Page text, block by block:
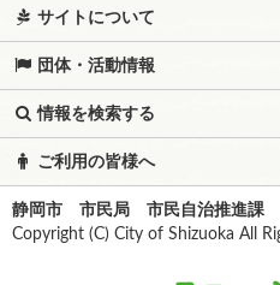
サイトについて
団体・活動情報
情報を検索する
ご利用の皆様へ
静岡市 市民局 市民自治推進課
Copyright (C) City of Shizuoka All